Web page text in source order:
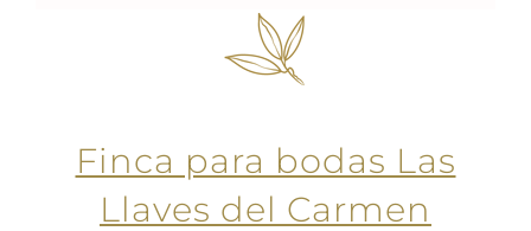
Finca para bodas Las
Llaves del Carmen